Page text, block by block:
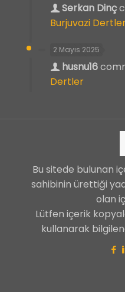
Serkan Dinç
Burjuvazi
2 Mayıs 2025
husnu16
Dertler
Bu sitede bulunan
sahibinin ürettiği
olan
Lütfen içerik
kullanarak